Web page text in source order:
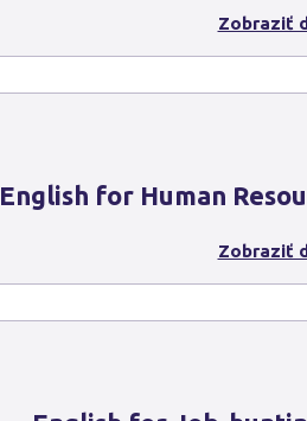
Zobraziť
English for Human
Zobraziť